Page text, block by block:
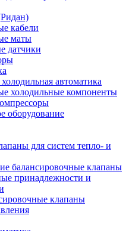
кабели
маты
датчики
автоматика
холодильные компоненты
оборудование
для систем тепло- и
балансировочные клапаны
принадлежности и
клапаны